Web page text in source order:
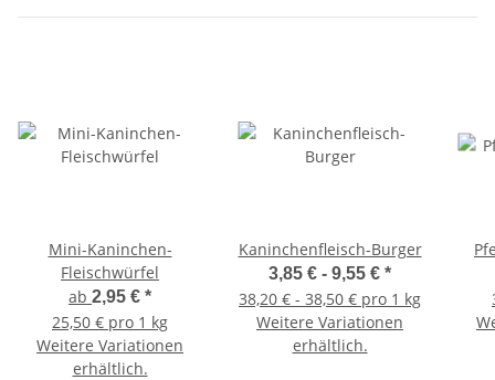
Mini-Kaninchen-
Fleischwürfel
ab 2,95 € *
25,50 € pro 1 kg
Weitere Variationen
erhältlich.
Kaninchenfleisch-Burger
3,85 € - 9,55 € *
38,20 € - 38,50 € pro 1 kg
Weitere Variationen
erhältlich.